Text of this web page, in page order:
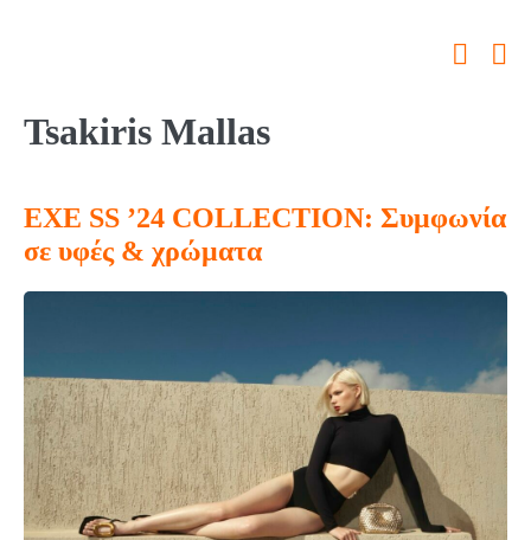
Tsakiris Mallas
ΕΧΕ SS ’24 COLLECTION: Συμφωνία
σε υφές & χρώματα